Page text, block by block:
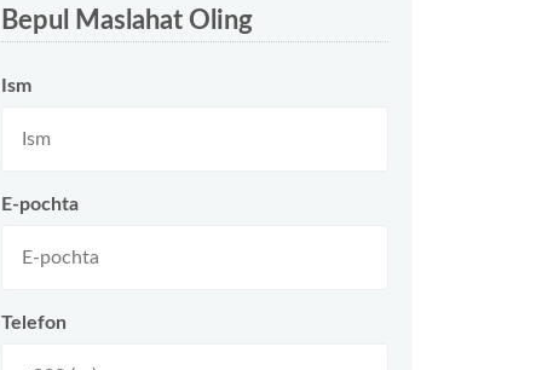
Bepul Maslahat Oling
Ism
E-pochta
Telefon